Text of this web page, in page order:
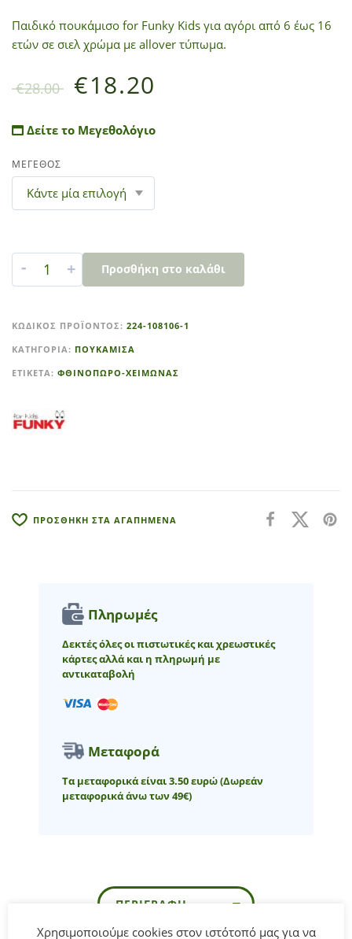
Παιδικό πουκάμισο for Funky Kids για αγόρι από 6 έως 16
ετών σε σιελ χρώμα με allover τύπωμα.
€28.00 €18.20
Δείτε το Μεγεθολόγιο
ΜΕΓΕΘΟΣ
- + Προσθήκη στο καλάθι
t
e
r
t
ΚΩΔΙΚΌΣ ΠΡΟΪΌΝΤΟΣ: 224-108106-1
ΚΑΤΗΓΟΡΊΑ: ΠΟΥΚΑΜΙΣΑ
ΕΤΙΚΈΤΑ: ΦΘΙΝΟΠΩΡΟ-ΧΕΙΜΩΝΑΣ
ΠΡΟΣΘΗΚΗ ΣΤΑ ΑΓΑΠΗΜΕΝΑ
Πληρωμές
Δεκτές όλες οι πιστωτικές και χρεωστικές
κάρτες αλλά και η πληρωμή με
αντικαταβολή
Μεταφορά
Τα μεταφορικά είναι 3.50 ευρώ(Δωρεάν
μεταφορικά άνω των 49€)
ΠΕΡΙΓΡΑΦΉ
Χρησιμοποιούμε cookies στον ιστότοπό μας για να